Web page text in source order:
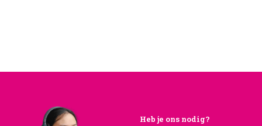
Heb je ons nodig?